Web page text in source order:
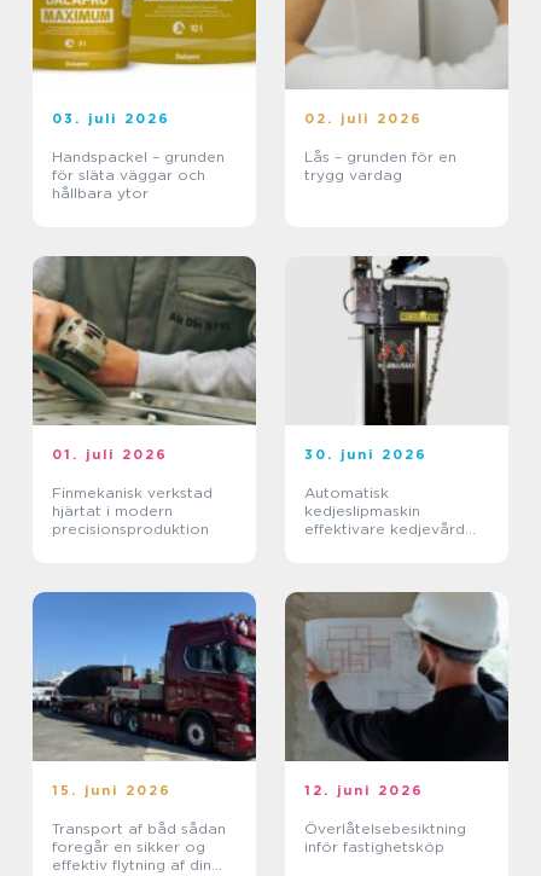
03. juli 2026
Handspackel – grunden
för släta väggar och
hållbara ytor
02. juli 2026
Lås – grunden för en
trygg vardag
01. juli 2026
Finmekanisk verkstad
hjärtat i modern
precisionsproduktion
30. juni 2026
Automatisk
kedjeslipmaskin
effektivare kedjevård
15. juni 2026
Transport af båd sådan
foregår en sikker og
effektiv flytning af din
12. juni 2026
Överlåtelsebesiktning
inför fastighetsköp